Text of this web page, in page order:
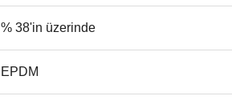
% 38'in üzerinde
EPDM